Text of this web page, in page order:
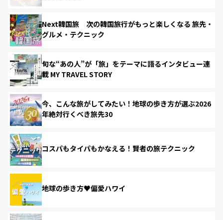
Next韓国旅 次の韓国旅行がもっと楽しくなる 旅先・
グルメ・テクニック
旬な“あの人”が「旅」をテーマに語るインタビュー連
載 MY TRAVEL STORY
今、こんな旅がしてみたい！地球の歩き方が選ぶ2026
年絶対行くべき旅先30
コスパもタイパもかなえる！賢者の旅テクニック
地球の歩き方♥偏愛ハワイ